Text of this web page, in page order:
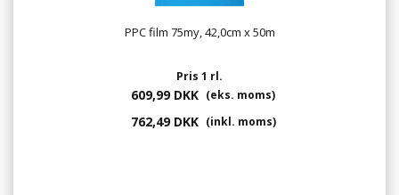
PPC film 75my, 42,0cm x 50m
Pris 1 rl.
609,99 DKK (eks. moms)
762,49 DKK (inkl. moms)